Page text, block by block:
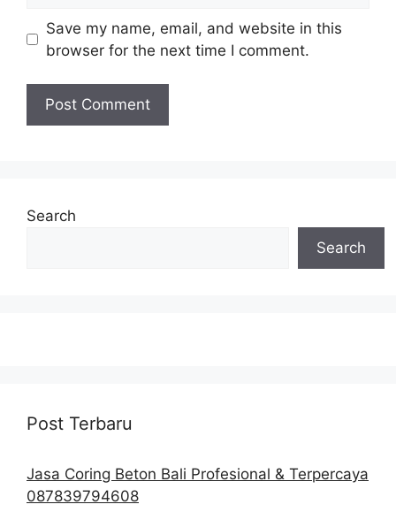
Save my name, email, and website in this
browser for the next time I comment.
Search
Search
Post Terbaru
Jasa Coring Beton Bali Profesional & Terpercaya
087839794608